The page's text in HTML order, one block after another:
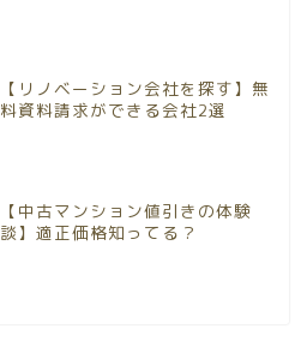
【リノベーション会社を探す】無
料資料請求ができる会社2選
【中古マンション値引きの体験
談】適正価格知ってる？